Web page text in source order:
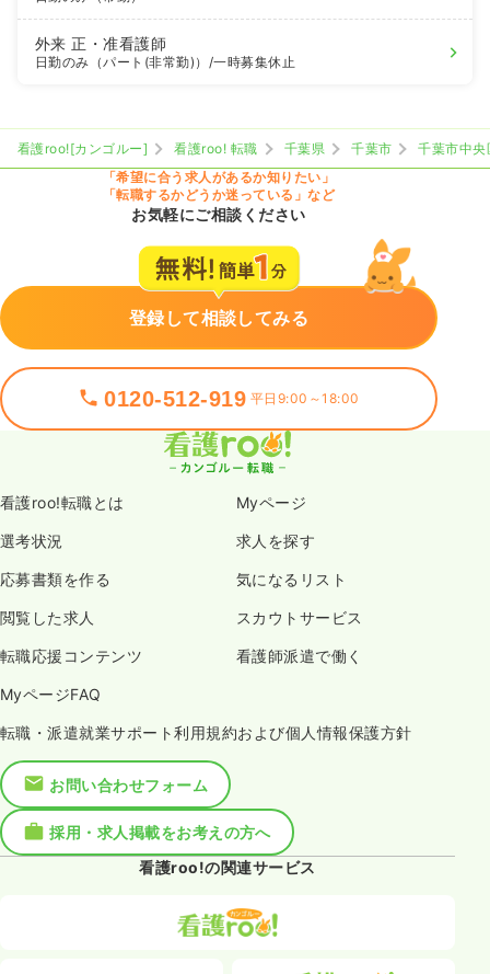
外来正・准看護師
日勤のみ（パート(非常勤)） /一時募集休止
看護roo![カンゴルー] 看護roo! 転職 千葉県 千葉市
千葉市中央
「希望に合う求人があるか知りたい」
「転職するかどうか迷っている」など
お気軽にご相談ください
登録して相談してみる
0120-512-919 平日9:00～18:00
看護roo!転職とは Myページ
選考状況 求人を探す
応募書類を作る 気になるリスト
閲覧した求人 スカウトサービス
転職応援コンテンツ 看護師派遣で働く
MyページFAQ
転職・派遣就業サポート利用規約および個人情報保護方針
お問い合わせフォーム
採用・求人掲載をお考えの方へ
看護roo!の関連サービス